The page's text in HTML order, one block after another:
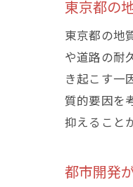
東京都の
東京都の地
や道路の耐
き起こす一
質的要因を
抑えること
都市開発